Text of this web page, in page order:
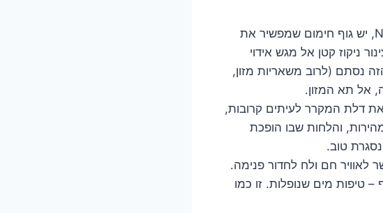
זהו הגורם מספר אחת. בכל מקרר No-Frost, יש גוף חימום שמפשיר את
ניקוז קטן אל מגש אידוי
נסתם (לרוב משאריות מזון,
אל תא המזון.
דלת המקרר לעיתים קרובות,
והלחות שבו הופכת
טוב.
לאוויר חם ולח לחדור פנימה.
טיפות מים שנופלות. זו כמו